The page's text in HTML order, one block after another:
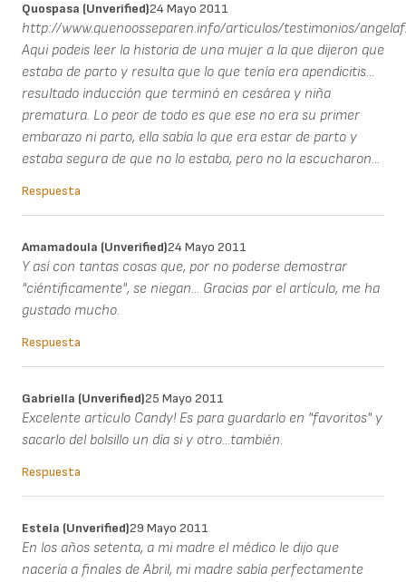
Quospasa (unverified)24 Mayo 2011
http://www.quenoosseparen.info/articulos/testimonios/
Aqui podeis leer la historia de una mujer a la que dijeron que
estaba de parto y resulta que lo que tenía era apendicitis...
resultado inducción que terminó en cesárea y niña
prematura. Lo peor de todo es que ese no era su primer
embarazo ni parto, ella sabía lo que era estar de parto y
estaba segura de que no lo estaba, pero no la escucharon...
Respuesta
Amamadoula (unverified)24 Mayo 2011
Y así con tantas cosas que, por no poderse demostrar
"ciéntificamente", se niegan... Gracias por el artículo, me ha
gustado mucho.
Respuesta
Gabriella (unverified)25 Mayo 2011
Excelente artículo Candy! Es para guardarlo en "favoritos" y
sacarlo del bolsillo un día si y otro...también.
Respuesta
Estela (unverified)29 Mayo 2011
En los años setenta, a mi madre el médico le dijo que
nacería a finales de Abril, mi madre sabía perfectamente